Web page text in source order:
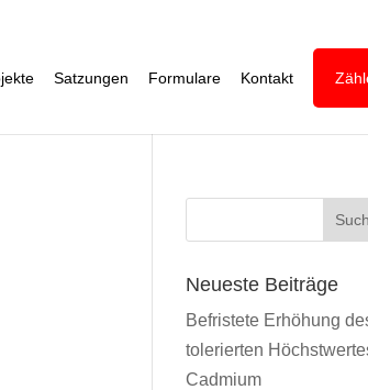
Satzungen Formulare Kontakt
Neueste Beiträge
Befristete Erhöhung
tolerierten
Cadmium